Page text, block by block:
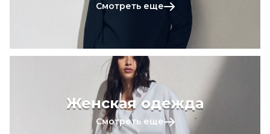
Смотреть еще
Женская одежда
Смотреть еще